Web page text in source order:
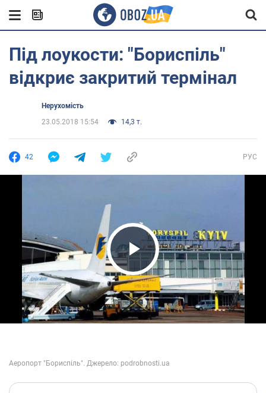
Під лоукости: "Бориспіль"
відкриє закритий термінал
Нерухомість
23.05.2018 15:54
14,3 т.
42 РУС
Play Video